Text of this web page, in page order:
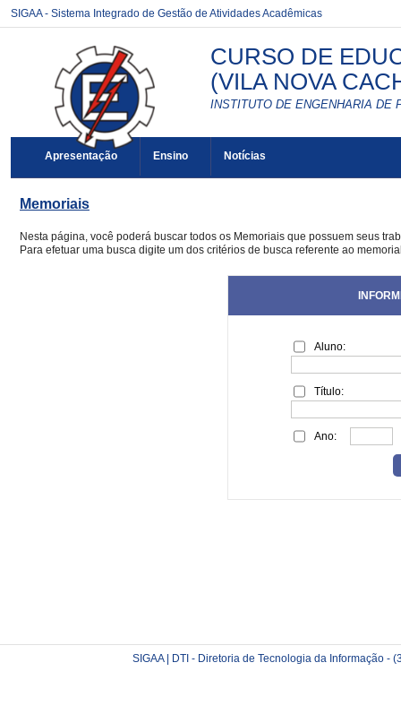
SIGAA - Sistema Integrado de Gestão de Atividades Acadêmicas
CURSO DE
(VILA NOVA
INSTITUTO DE ENGENHARIA DE
Apresentação Ensino Notícias
Memoriais
Nesta página, você poderá buscar todos os Memoriais que possuem seus
Para efetuar uma busca digite um dos critérios de busca referente ao
Aluno:
Título:
Ano:
SIGAA | DTI - Diretoria de Tecnologia da Informação